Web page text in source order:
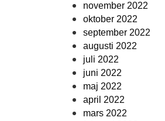
november 2022
oktober 2022
september 2022
augusti 2022
juli 2022
juni 2022
maj 2022
april 2022
mars 2022